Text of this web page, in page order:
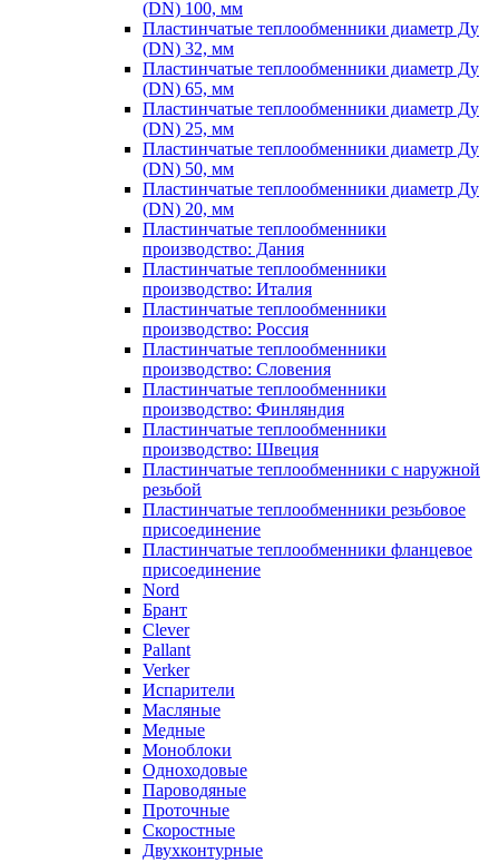
(DN) 100, мм
Пластинчатые теплообменники диаметр Ду
(DN) 32, мм
Пластинчатые теплообменники диаметр Ду
(DN) 65, мм
Пластинчатые теплообменники диаметр Ду
(DN) 25, мм
Пластинчатые теплообменники диаметр Ду
(DN) 50, мм
Пластинчатые теплообменники диаметр Ду
(DN) 20, мм
Пластинчатые теплообменники
производство: Дания
Пластинчатые теплообменники
производство: Италия
Пластинчатые теплообменники
производство: Россия
Пластинчатые теплообменники
производство: Словения
Пластинчатые теплообменники
производство: Финляндия
Пластинчатые теплообменники
производство: Швеция
Пластинчатые теплообменники с наружной
резьбой
Пластинчатые теплообменники резьбовое
присоединение
Пластинчатые теплообменники фланцевое
присоединение
Nord
Брант
Clever
Pallant
Verker
Испарители
Масляные
Медные
Моноблоки
Одноходовые
Пароводяные
Проточные
Скоростные
Двухконтурные